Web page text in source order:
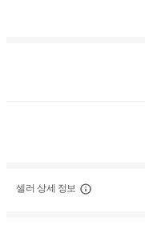
셀러 상세 정보